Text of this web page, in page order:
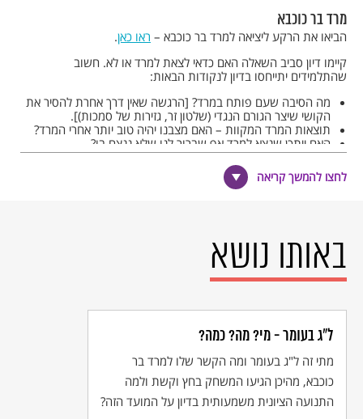
מרד בר כוכבא
הביאו את הרקע ליציאה למרד בר כוכבא – ראו כאן.
קיימו דיון סביב השאלה האם כדאי לצאת למרד או לא. חשוב
שהתלמידים יתייחסו בדיון לנקודות הבאות:
מה הסיבה שעם פותח במרד? [הרגשה שאין דרך אחרת להסיר את
הקושי שיצר הגורם הנגדי (שלטון זר, גזירות של סמכות)].
תוצאות המרד המקוות – האם מצבנו יהיה טוב יותר אחרי המרד?
האם ייתכן שנצא למרד אף שברור לנו שלא ננצח בו?
צפו בסרטון של "היהודים באים" על מרד בר כוכבא –
לפי הסרטון, מה המענה להבדלי הכוחות בין היהודים לרומאים? מה
לחצו להמשך קריאה
באותו נושא
ל"ג בעומר - מי? מה? כמה?
מתי זה ל"ג בעומר ומה הקשר שלו למרד בר
כוכבא, מהיכן הגיעו המשחק בחץ וקשת ולמה
התנועה הציונית משמעותית בדיון על המועד הזה?